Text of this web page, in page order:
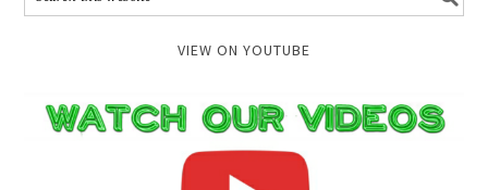
VIEW ON YOUTUBE